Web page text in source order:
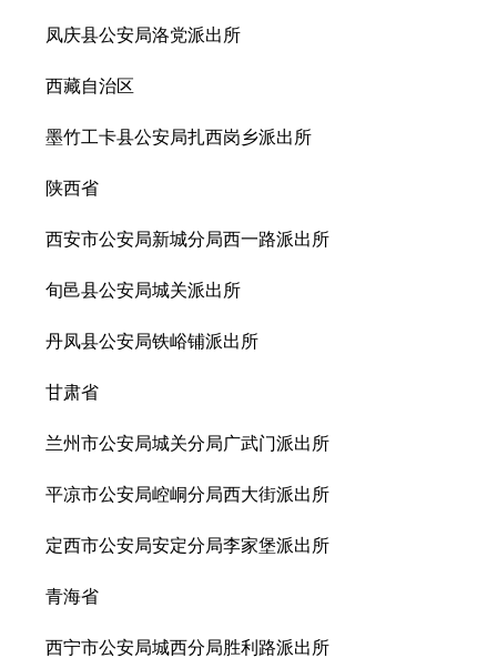
凤庆县公安局洛党派出所
西藏自治区
墨竹工卡县公安局扎西岗乡派出所
陕西省
西安市公安局新城分局西一路派出所
旬邑县公安局城关派出所
丹凤县公安局铁峪铺派出所
甘肃省
兰州市公安局城关分局广武门派出所
平凉市公安局崆峒分局西大街派出所
定西市公安局安定分局李家堡派出所
青海省
西宁市公安局城西分局胜利路派出所